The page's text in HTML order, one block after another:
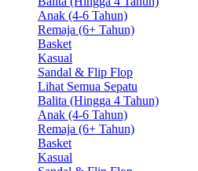
Anak (4-6 Tahun)
Remaja (6+ Tahun)
Basket
Kasual
Sandal & Flip Flop
Lihat Semua Sepatu
Balita (Hingga 4 Tahun)
Anak (4-6 Tahun)
Remaja (6+ Tahun)
Basket
Kasual